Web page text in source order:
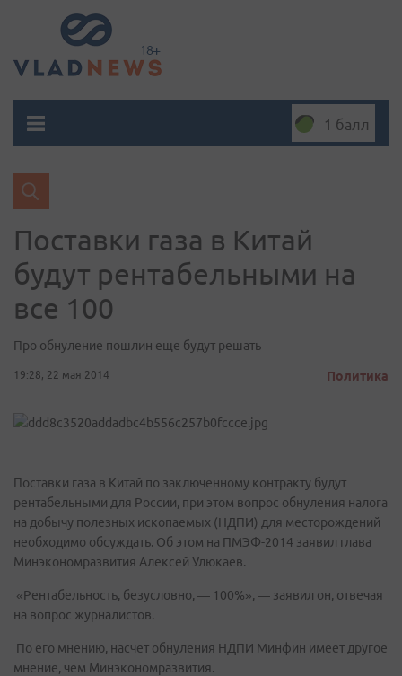
1 балл
Поставки газа в Китай
будут рентабельными на
все 100
Про обнуление пошлин еще будут решать
19:28, 22 мая 2014 Политика
Поставки газа в Китай по заключенному контракту будут
рентабельными для России, при этом вопрос обнуления налога
на добычу полезных ископаемых (НДПИ) для месторождений
необходимо обсуждать. Об этом на ПМЭФ-2014 заявил глава
Минэкономразвития Алексей Улюкаев.
«Рентабельность, безусловно, — 100%», — заявил он, отвечая
на вопрос журналистов.
По его мнению, насчет обнуления НДПИ Минфин имеет другое
мнение, чем Минэкономразвития.